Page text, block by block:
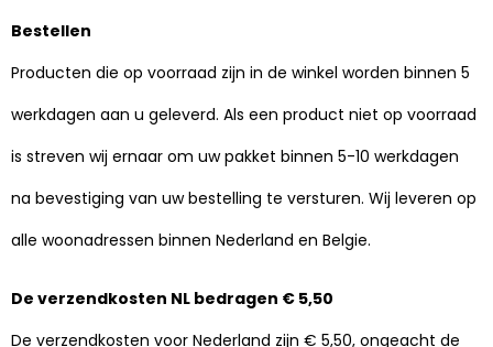
Bestellen
Producten die op voorraad zijn in de winkel worden binnen 5
werkdagen aan u geleverd. Als een product niet op voorraad
is streven wij ernaar om uw pakket binnen 5-10 werkdagen
na bevestiging van uw bestelling te versturen. Wij leveren op
alle woonadressen binnen Nederland en Belgie.
De verzendkosten NL bedragen € 5,50
De verzendkosten voor Nederland zijn € 5,50, ongeacht de